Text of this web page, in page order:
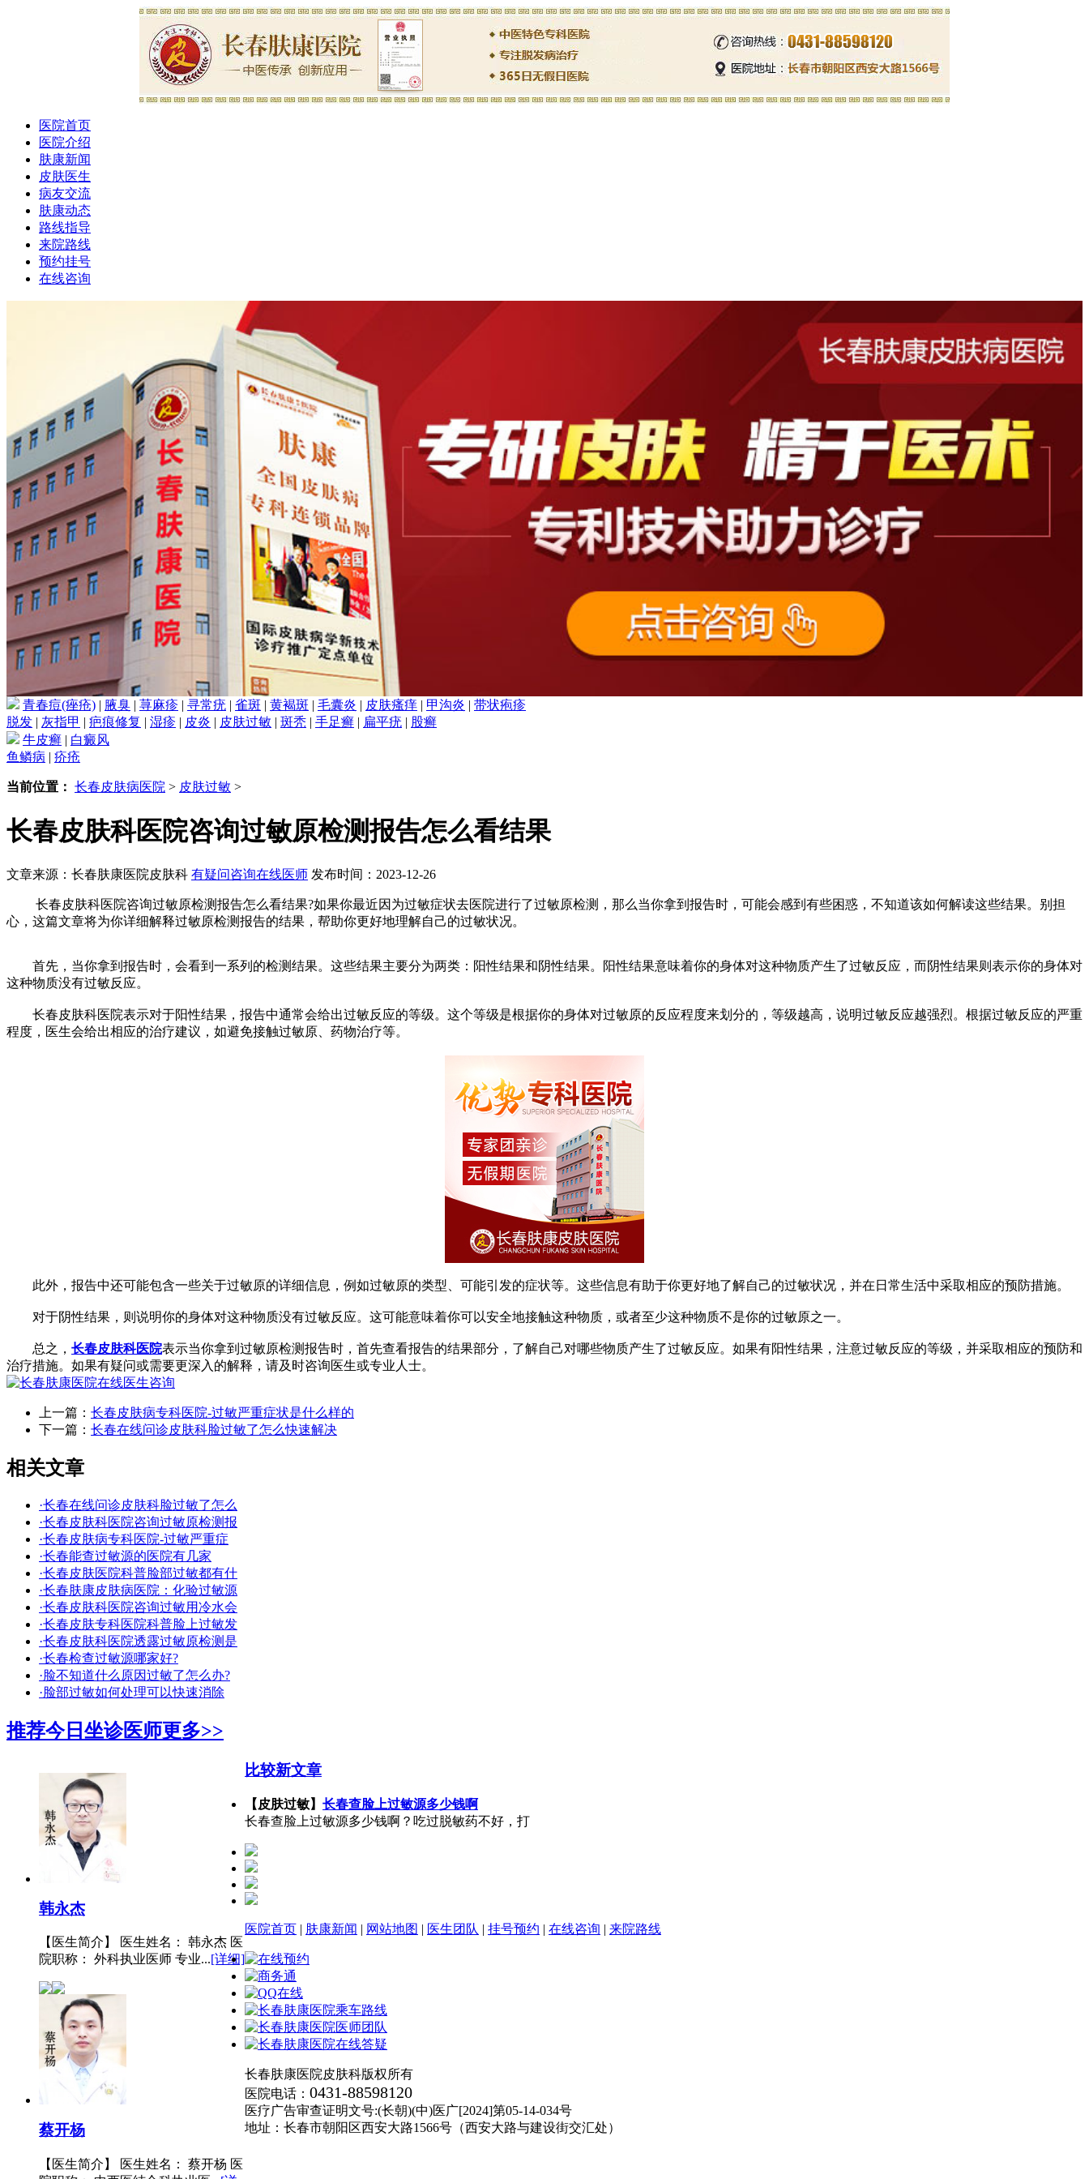
医院首页
医院介绍
肤康新闻
皮肤医生
病友交流
肤康动态
路线指导
来院路线
预约挂号
在线咨询
青春痘(痤疮) 腋臭 荨麻疹 寻常疣 雀斑 黄褐斑 毛囊炎 皮肤瘙痒 甲沟炎
带状疱疹
脱发
灰指甲 疤痕修复 湿疹 皮炎 皮肤过敏 斑秃 手足癣 扁平疣
股癣
牛皮癣
白癜风
鱼鳞病
疥疮
当前位置： 长春皮肤病医院 > 皮肤过敏 >
长春皮肤科医院咨询过敏原检测报告怎么看结果
文章来源：长春肤康医院皮肤科 有疑问咨询在线医师 发布时间：2023-12-26
长春皮肤科医院咨询过敏原检测报告怎么看结果?如果你最近因为过敏症状去医院进行了过敏原检测，那么当你拿到报告时，可能会感到有些困惑，不知道该如何解读这些结果。别担
心，这篇文章将为你详细解释过敏原检测报告的结果，帮助你更好地理解自己的过敏状况。
首先，当你拿到报告时，会看到一系列的检测结果。这些结果主要分为两类：阳性结果和阴性结果。阳性结果意味着你的身体对这种物质产生了过敏反应，而阴性结果则表示你的身体对
这种物质没有过敏反应。
长春皮肤科医院表示对于阳性结果，报告中通常会给出过敏反应的等级。这个等级是根据你的身体对过敏原的反应程度来划分的，等级越高，说明过敏反应越强烈。根据过敏反应的严重
程度，医生会给出相应的治疗建议，如避免接触过敏原、药物治疗等。
此外，报告中还可能包含一些关于过敏原的详细信息，例如过敏原的类型、可能引发的症状等。这些信息有助于你更好地了解自己的过敏状况，并在日常生活中采取相应的预防措施。
对于阴性结果，则说明你的身体对这种物质没有过敏反应。这可能意味着你可以安全地接触这种物质，或者至少这种物质不是你的过敏原之一。
总之， 长春皮肤科医院表示当你拿到过敏原检测报告时，首先查看报告的结果部分，了解自己对哪些物质产生了过敏反应。如果有阳性结果，注意过敏反应的等级，并采取相应的预防和
治疗措施。如果有疑问或需要更深入的解释，请及时咨询医生或专业人士。
上一篇： 长春皮肤病专科医院-过敏严重症状是什么样的
下一篇： 长春在线问诊皮肤科脸过敏了怎么快速解决
相关文章
·长春在线问诊皮肤科脸过敏了怎么
·长春皮肤科医院咨询过敏原检测报
·长春皮肤病专科医院-过敏严重症
·长春能查过敏源的医院有几家
·长春皮肤医院科普脸部过敏都有什
·长春肤康皮肤病医院：化验过敏源
·长春皮肤科医院咨询过敏用冷水会
·长春皮肤专科医院科普脸上过敏发
·长春皮肤科医院透露过敏原检测是
·长春检查过敏源哪家好?
·脸不知道什么原因过敏了怎么办?
·脸部过敏如何处理可以快速消除
推荐今日坐诊医师更多>>
韩永杰
【医生简介】 医生姓名： 韩永杰 医
院职称： 外科执业医师 专业...[详细]
蔡开杨
【医生简介】 医生姓名： 蔡开杨 医
比较新文章
【皮肤过敏】 长春查脸上过敏源多少钱啊
长春查脸上过敏源多少钱啊？吃过脱敏药不好，打
医院首页 | 肤康新闻 | 网站地图 | 医生团队 | 挂号预约 | 在线咨询 | 来院路线
长春肤康医院皮肤科版权所有
医院电话： 0431-88598120
医疗广告审查证明文号:(长朝)(中)医广[2024]第05-14-034号
地址：长春市朝阳区西安大路1566号（西安大路与建设街交汇处）